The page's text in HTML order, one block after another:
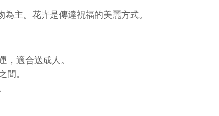
主。花卉是傳達祝福的美麗方式。
，適合送成人。
間。